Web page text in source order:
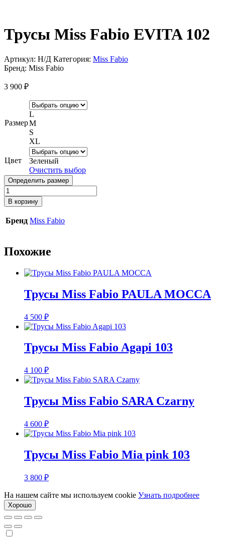
Трусы Miss Fabio EVITA 102
Артикул: Н/Д Категория: Miss Fabio
Бренд: Miss Fabio
3 900 ₽
Размер
L
M
S
XL
Цвет
Зеленый
Очистить выбор
Определить размер
Количество
товара
Трусы
Miss
Fabio
В корзину
Бренд Miss Fabio
Похожие
Трусы Miss Fabio PAULA MOCCA
4 500 ₽
Трусы Miss Fabio Agapi 103
4 100 ₽
Трусы Miss Fabio SARA Сzarny
4 600 ₽
Трусы Miss Fabio Mia pink 103
3 800 ₽
На нашем сайте мы используем cookie Узнать подробнее
Хорошо